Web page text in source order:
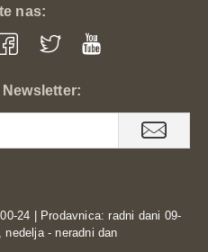
rukavice
i prstima,
nas:
Newsletter:
24 | Prodavnica: radni dani 09-
nedelja - neradni dan